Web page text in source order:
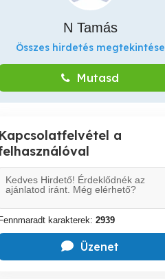
N Tamás
Összes hirdetés megtekintése
Mutasd
Kapcsolatfelvétel a
Fennmaradt karakterek: 2939
Üzenet